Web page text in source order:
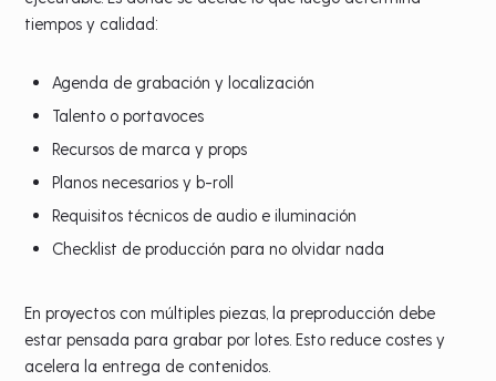
tiempos y calidad:
Agenda de grabación y localización
Talento o portavoces
Recursos de marca y props
Planos necesarios y b-roll
Requisitos técnicos de audio e iluminación
Checklist de producción para no olvidar nada
En proyectos con múltiples piezas, la preproducción debe
estar pensada para grabar por lotes. Esto reduce costes y
acelera la entrega de contenidos.